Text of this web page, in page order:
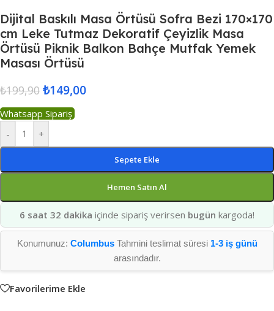
Dijital Baskılı Masa Örtüsü Sofra Bezi 170×170
cm Leke Tutmaz Dekoratif Çeyizlik Masa
Örtüsü Piknik Balkon Bahçe Mutfak Yemek
Masası Örtüsü
₺199,90 ₺149,00
Whatsapp Sipariş
-
+
Sepete Ekle
Hemen Satın Al
6 saat 32 dakika içinde sipariş verirsen bugün kargoda!
Konumunuz: ColumbusTahmini teslimat süresi 1-3 iş günü
arasındadır.
Favorilerime Ekle